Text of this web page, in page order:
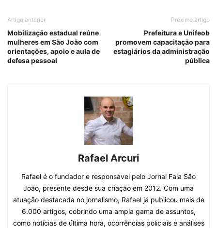
Artigo anterior
Mobilização estadual reúne
mulheres em São João com
orientações, apoio e aula de
defesa pessoal
Próximo artigo
Prefeitura e Unifeob
promovem capacitação para
estagiários da administração
pública
Rafael Arcuri
Rafael é o fundador e responsável pelo Jornal Fala São
João, presente desde sua criação em 2012. Com uma
atuação destacada no jornalismo, Rafael já publicou mais de
6.000 artigos, cobrindo uma ampla gama de assuntos,
como notícias de última hora, ocorrências policiais e análises